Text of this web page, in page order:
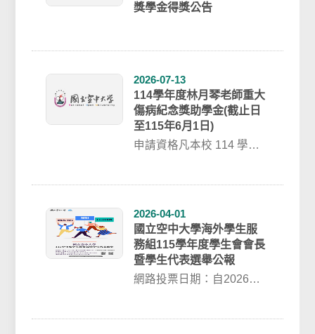
獎學金得獎公告
2026-07-13
114學年度林月琴老師重大
傷病紀念獎助學金(截止日
至115年6月1日)
申請資格凡本校 114 學年
2026-04-01
國立空中大學海外學生服
務組115學年度學生會會長
暨學生代表選舉公報
網路投票日期：自2026年5